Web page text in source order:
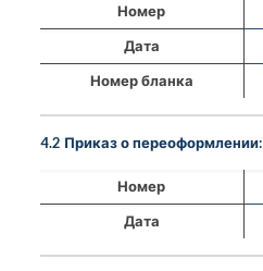
Номер
Дата
Номер бланка
4.2 Приказ о переоформлении:
Номер
Дата